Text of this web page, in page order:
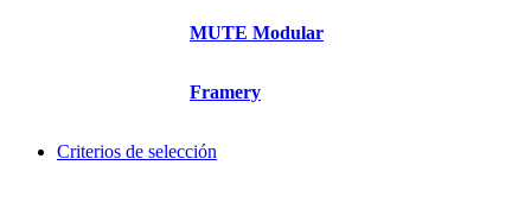
MUTE Modular
Framery
Criterios de selección